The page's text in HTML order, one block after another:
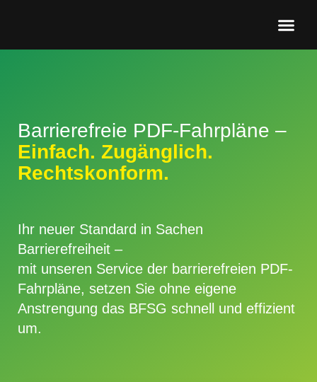
Barrierefreie PDF-Fahrpläne –
Einfach. Zugänglich.
Rechtskonform.
Ihr neuer Standard in Sachen
Barrierefreiheit –
mit unseren Service der barrierefreien PDF-
Fahrpläne, setzen Sie ohne eigene
Anstrengung das BFSG schnell und effizient
um.